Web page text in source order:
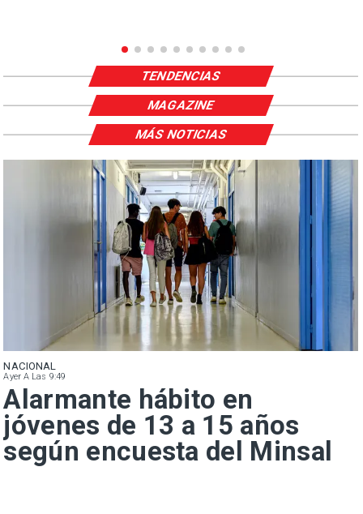
TENDENCIAS
MAGAZINE
NACIONAL
Ayer A Las 9:49
Alarmante hábito en
jóvenes de 13 a 15 años
según encuesta del Minsal
MÁS NOTICIAS